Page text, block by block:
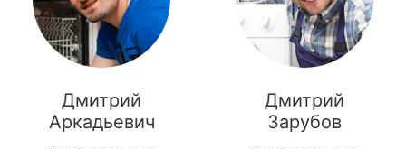
Дмитрий
Аркадьевич
Дмитрий
Зарубов